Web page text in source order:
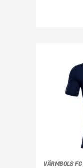
VÄRMBOLS FC